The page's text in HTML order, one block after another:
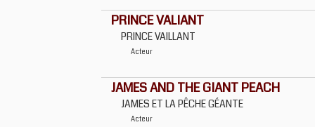
PRINCE VALIANT
PRINCE VAILLANT
Acteur
JAMES AND THE GIANT PEACH
JAMES ET LA PÊCHE GÉANTE
Acteur